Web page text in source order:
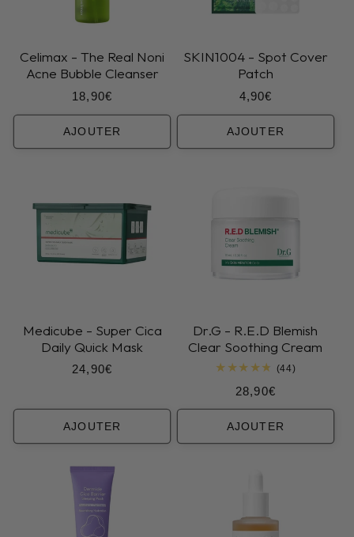
Celimax - The Real Noni
Acne Bubble Cleanser
Prix
habituel
18,90€
AJOUTER
SKIN1004 - Spot Cover
Patch
Prix
habituel
4,90€
AJOUTER
Medicube - Super Cica
Daily Quick Mask
Prix
24,90€
AJOUTER
Dr.G - R.E.D Blemish
Clear Soothing Cream
(44)44
Prix
habituel
28,90€
AJOUTER